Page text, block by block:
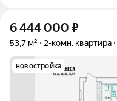
6 444 000 ₽
53,7 м² 2-комн. квартира
новостройка